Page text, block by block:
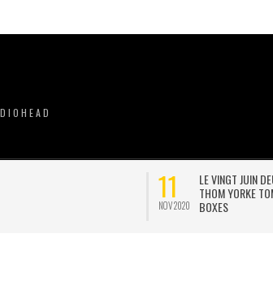
LE VINGT JUIN DEUX MILLE VINGT ET
THOM YORKE TOMORROW’S MODERN